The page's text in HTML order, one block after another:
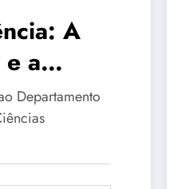
A
a
São
Departamento